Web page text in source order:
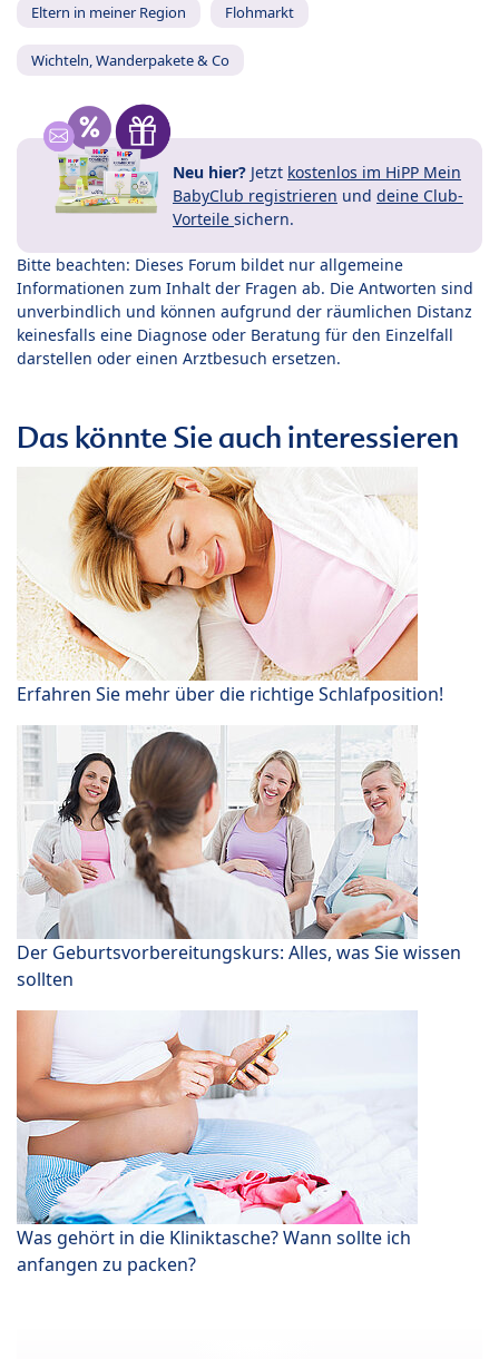
Eltern in meiner Region Flohmarkt
Wichteln, Wanderpakete & Co
Neu hier? Jetzt kostenlos im HiPP Mein
BabyClub registrieren und deine Club-
Vorteile sichern.
Bitte beachten: Dieses Forum bildet nur allgemeine
Informationen zum Inhalt der Fragen ab. Die Antworten sind
unverbindlich und können aufgrund der räumlichen Distanz
keinesfalls eine Diagnose oder Beratung für den Einzelfall
darstellen oder einen Arztbesuch ersetzen.
Das könnte Sie auch interessieren
Erfahren Sie mehr über die richtige Schlafposition!
Der Geburtsvorbereitungskurs: Alles, was Sie wissen
sollten
Was gehört in die Kliniktasche? Wann sollte ich
anfangen zu packen?